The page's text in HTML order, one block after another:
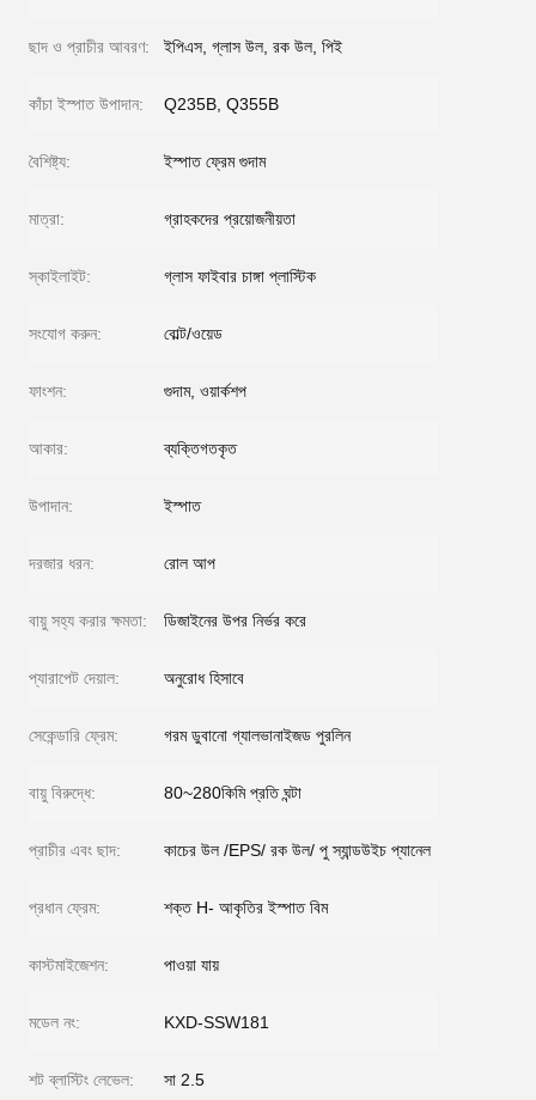
ছাদ ও প্রাচীর আবরণ: ইপিএস, গ্লাস উল, রক উল, পিই
কাঁচা ইস্পাত উপাদান: Q235B, Q355B
বৈশিষ্ট্য: ইস্পাত ফ্রেম গুদাম
মাত্রা: গ্রাহকদের প্রয়োজনীয়তা
স্কাইলাইট: গ্লাস ফাইবার চাঙ্গা প্লাস্টিক
সংযোগ করুন: বোল্ট/ওয়েড
ফাংশন: গুদাম, ওয়ার্কশপ
আকার: ব্যক্তিগতকৃত
উপাদান: ইস্পাত
দরজার ধরন: রোল আপ
বায়ু সহ্য করার ক্ষমতা: ডিজাইনের উপর নির্ভর করে
প্যারাপেট দেয়াল: অনুরোধ হিসাবে
সেকেন্ডারি ফ্রেম: গরম ডুবানো গ্যালভানাইজড পুরলিন
বায়ু বিরুদ্ধে: 80~280কিমি প্রতি ঘন্টা
প্রাচীর এবং ছাদ: কাচের উল /EPS/ রক উল/ পু স্যান্ডউইচ প্যানেল
প্রধান ফ্রেম: শক্ত H- আকৃতির ইস্পাত বিম
কাস্টমাইজেশন: পাওয়া যায়
মডেল নং: KXD-SSW181
শট ব্লাস্টিং লেভেল: সা 2.5